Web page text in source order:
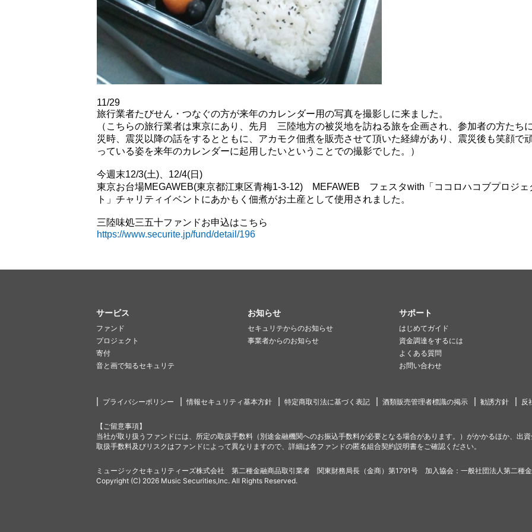
11/29
旅行業者たびせん・つなぐの方が来年のカレンダー用の写真を撮影しに来ました。
（こちらの旅行業者は東京にあり、先月 三陸地方の被災地を訪ねる旅を企画され、参加者の方たち
災時、震災以降の話をするとともに、アカモク佃煮を販売させて頂いた経緯があり、震災後も笑顔で
っている姿を来年のカレンダーに起用したいということでの撮影でした。）
今週末12/3(土)、12/4(日)
東京お台場MEGAWEB(東京都江東区青梅1-3-12) MEFAWEB フェスタwith「ココロハコブプロジェ
ト」チャリティイベントにあかもく佃煮がお土産として使用されました。
三陸味処三五十ファンドお申込はこちら
https://www.securite.jp/fund/detail/196
サービス
ファンド
プロジェクト
寄付
音と画で知るセキュリテ
お知らせ
セキュリテからのお知らせ
事業者からのお知らせ
サポート
はじめてガイド
資金調達をするには
よくある質問
お問い合わせ
プライバシーポリシー 情報セキュリティ基本方針 特定商取引法に基づく表記 酒類販売管理者標識の掲示 勧誘方針 反
【ご留意事項】
当社が取り扱うファンドには、所定の取扱手数料（別途金融機関へのお振込手数料が必要となる場合があります。）がかかるほか、出
取扱手数料及びリスクはファンドによって異なりますので、詳細は各ファンドの匿名組合契約説明書をご確認ください。
ミュージックセキュリティーズ株式会社 第二種金融商品取引業者 関東財務局長（金商）第1791号 加入協会：一般社団法人第二種
Copyright (C) 2026 Music Securities,Inc. All Rights Reserved.